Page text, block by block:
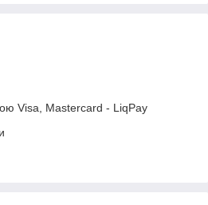
Visa, Mastercard - LiqPay